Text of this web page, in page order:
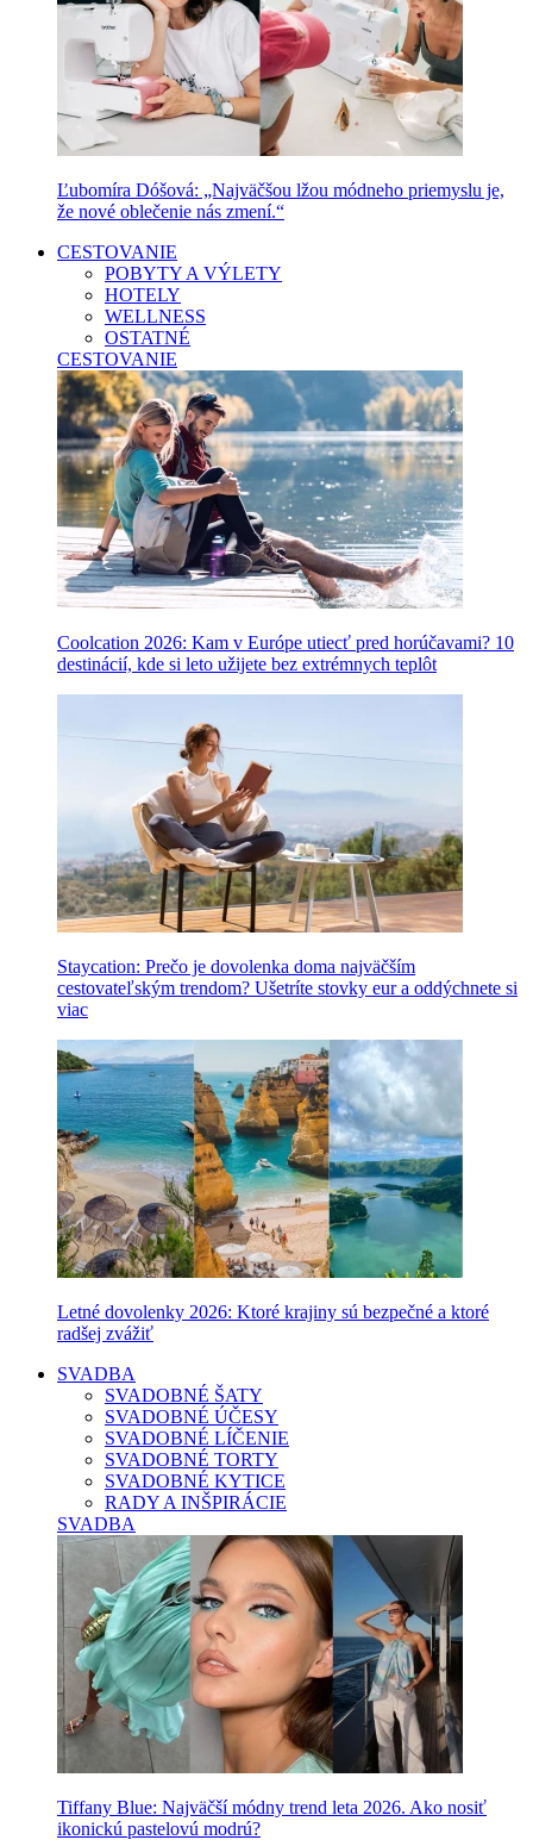
Ľubomíra Dóšová: „Najväčšou lžou módneho priemyslu je,
že nové oblečenie nás zmení.“
CESTOVANIE
POBYTY A VÝLETY
HOTELY
WELLNESS
OSTATNÉ
CESTOVANIE
Coolcation 2026: Kam v Európe utiecť pred horúčavami? 10
destinácií, kde si leto užijete bez extrémnych teplôt
Staycation: Prečo je dovolenka doma najväčším
cestovateľským trendom? Ušetríte stovky eur a oddýchnete si
viac
Letné dovolenky 2026: Ktoré krajiny sú bezpečné a ktoré
radšej zvážiť
SVADBA
SVADOBNÉ ŠATY
SVADOBNÉ ÚČESY
SVADOBNÉ LÍČENIE
SVADOBNÉ TORTY
SVADOBNÉ KYTICE
RADY A INŠPIRÁCIE
SVADBA
Tiffany Blue: Najväčší módny trend leta 2026. Ako nosiť
ikonickú pastelovú modrú?